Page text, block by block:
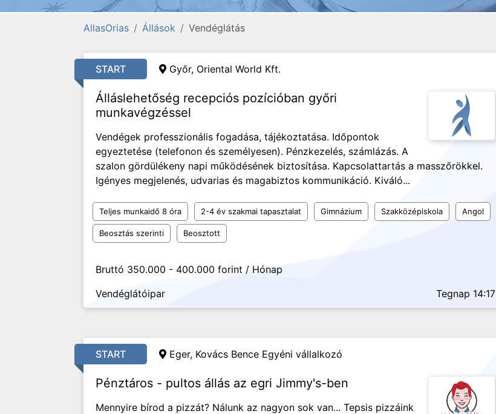
AllasOrias Állások Vendéglátás
START Győr, Oriental World Kft.
Álláslehetőség recepciós pozícióban győri
munkavégzéssel
Vendégek professzionális fogadása, tájékoztatása. Időpontok
egyeztetése (telefonon és személyesen). Pénzkezelés, számlázás. A
szalon gördülékeny napi működésének biztosítása. Kapcsolattartás a masszőrökkel.
Igényes megjelenés, udvarias és magabiztos kommunikáció. Kiváló...
Teljes munkaidő 8 óra 2-4 év szakmai tapasztalat Gimnázium Szakközépiskola Angol
Beosztás szerinti Beosztott
Bruttó 350.000 - 400.000 forint / Hónap
Vendéglátóipar
Tegnap 14:17
START Eger, Kovács Bence Egyéni vállalkozó
Pénztáros - pultos állás az egri Jimmy's-ben
Mennyire bírod a pizzát? Nálunk az nagyon sok van... Tepsis pizzáink